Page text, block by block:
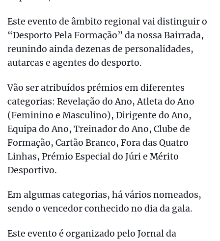
Este evento de âmbito regional vai distinguir o
“Desporto Pela Formação” da nossa Bairrada,
reunindo ainda dezenas de personalidades,
autarcas e agentes do desporto.
Vão ser atribuídos prémios em diferentes
categorias: Revelação do Ano, Atleta do Ano
(Feminino e Masculino), Dirigente do Ano,
Equipa do Ano, Treinador do Ano, Clube de
Formação, Cartão Branco, Fora das Quatro
Linhas, Prémio Especial do Júri e Mérito
Desportivo.
Em algumas categorias, há vários nomeados,
sendo o vencedor conhecido no dia da gala.
Este evento é organizado pelo Jornal da